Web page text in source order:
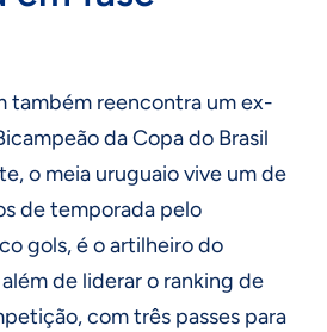
também reencontra um ex-
da Copa do Brasil
o meia uruguaio vive um de
de temporada pelo
gols, é o artilheiro do
de liderar o ranking de
com três passes para